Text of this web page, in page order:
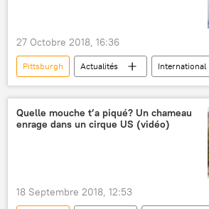
27 Octobre 2018, 16:36
Pittsburgh Actualités
International
Pennsylvanie
fusillade
Quelle mouche t’a piqué? Un chameau
enrage dans un cirque US (vidéo)
18 Septembre 2018, 12:53